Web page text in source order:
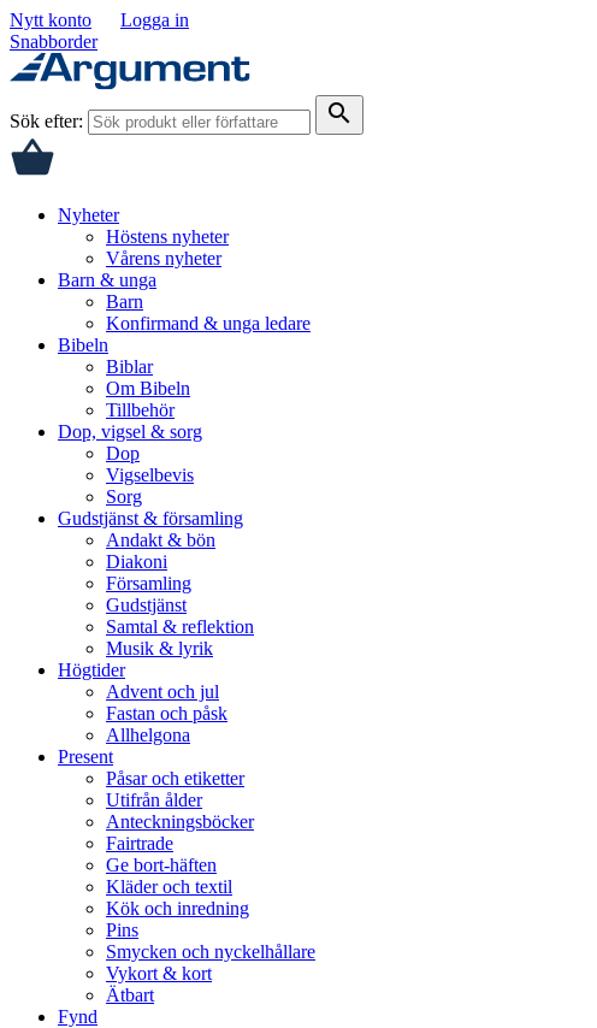
Nytt konto
Logga in
Snabborder
Sök efter: search
Nyheter
Höstens nyheter
Vårens nyheter
Barn & unga
Barn
Konfirmand & unga ledare
Bibeln
Biblar
Om Bibeln
Tillbehör
Dop, vigsel & sorg
Dop
Vigselbevis
Sorg
Gudstjänst & församling
Andakt & bön
Diakoni
Församling
Gudstjänst
Samtal & reflektion
Musik & lyrik
Högtider
Advent och jul
Fastan och påsk
Allhelgona
Present
Påsar och etiketter
Utifrån ålder
Anteckningsböcker
Fairtrade
Ge bort-häften
Kläder och textil
Kök och inredning
Pins
Smycken och nyckelhållare
Vykort & kort
Ätbart
Fynd